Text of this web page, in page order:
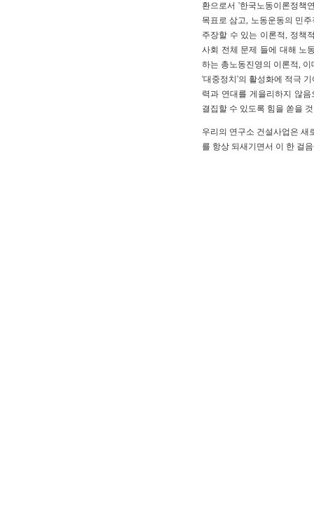
환으로서 '한국노동이론정책
목표로 삼고, 노동운동의 민
주장할 수 있는 이론적, 정책
사회 전체 문제 들에 대해 노
하는 총노동진영의 이론적,
'대중정치'의 활성화에 적극
력과 연대를 게을리하지 않
결집할 수 있도록 힘을 쏟을
우리의 연구소 건설사업은 새
를 항상 되새기면서 이 한 걸